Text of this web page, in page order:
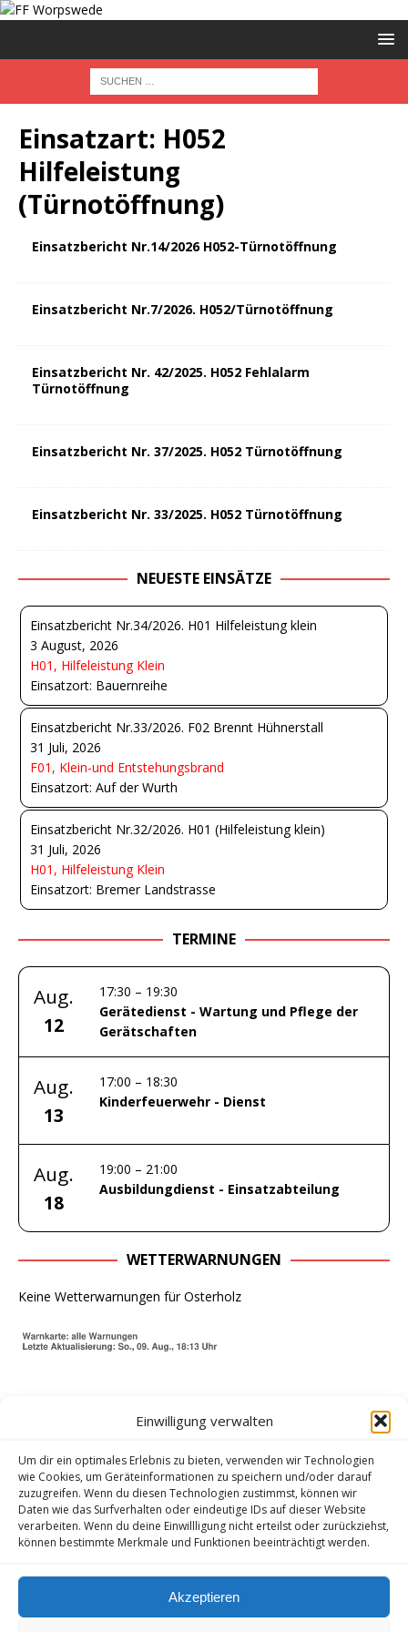
Einwilligung verwalten
Um dir ein optimales Erlebnis zu bieten, verwenden wir Technologien
wie Cookies, um Geräteinformationen zu speichern und/oder darauf
zuzugreifen. Wenn du diesen Technologien zustimmst, können wir
Daten wie das Surfverhalten oder eindeutige IDs auf dieser Website
verarbeiten. Wenn du deine Einwillligung nicht erteilst oder zurückziehst,
können bestimmte Merkmale und Funktionen beeinträchtigt werden.
Akzeptieren
Einsatzart: H052
Hilfeleistung
(Türnotöffnung)
Einsatzbericht Nr.14/2026 H052-Türnotöffnung
Einsatzbericht Nr.7/2026. H052/Türnotöffnung
Einsatzbericht Nr. 42/2025. H052 Fehlalarm
Türnotöffnung
Einsatzbericht Nr. 37/2025. H052 Türnotöffnung
Einsatzbericht Nr. 33/2025. H052 Türnotöffnung
NEUESTE EINSÄTZE
Einsatzbericht Nr.34/2026. H01 Hilfeleistung klein
3 August, 2026
H01, Hilfeleistung Klein
Einsatzort: Bauernreihe
Einsatzbericht Nr.33/2026. F02 Brennt Hühnerstall
31 Juli, 2026
F01, Klein-und Entstehungsbrand
Einsatzort: Auf der Wurth
Einsatzbericht Nr.32/2026. H01 (Hilfeleistung klein)
31 Juli, 2026
H01, Hilfeleistung Klein
Einsatzort: Bremer Landstrasse
TERMINE
Aug.
12
17:30 – 19:30
Gerätedienst - Wartung und Pflege der
Gerätschaften
Aug.
13
17:00 – 18:30
Kinderfeuerwehr - Dienst
Aug.
18
19:00 – 21:00
Ausbildungdienst - Einsatzabteilung
WETTERWARNUNGEN
Keine Wetterwarnungen für Osterholz